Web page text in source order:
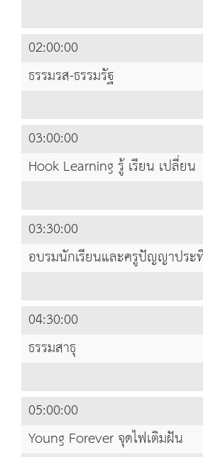
02:00:00
ธรรมรส-ธรรมรัฐ
03:00:00
Hook Learning รู้ เรียน เปลี่ยน
03:30:00
อบรมนักเรียนและครูปัญญาประ
04:30:00
ธรรมสาธุ
05:00:00
Young Forever จุดไฟเติมฝัน